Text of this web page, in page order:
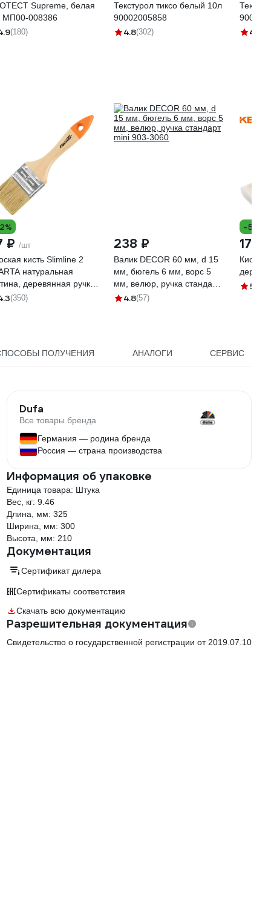
Supreme, белая
МП00-008386
(180)
Текстурол тиксо белый 10л
90002005858
4.8(302) 4.8
₽ /шт
кисть Slimline 2
натуральная
деревянная ручка
(350)
238 ₽
Валик DECOR 60 мм, d 15
мм, бюгель 6 мм, ворс 5
мм, велюр, ручка стандарт
mini 903-3060
4.8(57)
-52%
176 ₽
Кисть
5
ПОЛУЧЕНИЯ АНАЛОГИ СЕРВИС
Dufa
Все товары бренда
Германия — родина бренда
Россия — страна производства
Информация об упаковке
Единица товара: Штука
Вес, кг: 9.46
Длина, мм: 325
Ширина, мм: 300
Высота, мм: 210
Документация
Сертификат дилера
Сертификаты соответствия
Скачать всю документацию
Разрешительная документация
Свидетельство о государственной регистрации от 2019.07.10